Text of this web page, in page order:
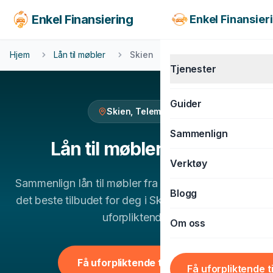
Enkel Finansiering Enkel
Tjenester
MC-lån
BOLIG & LIVSSTIL
Guider
Sammenlign
Verktøy
Blogg
Om oss
Få uforpliktende
Hjem Lån til møbler Skien
Skien Telemark
Lån til møbler
Sammenlign lån til møblerfra flere banker og finn
det beste tilbudet for deg iSkien. 100% gratis og
uforpliktende.
Få uforpliktende tilbud